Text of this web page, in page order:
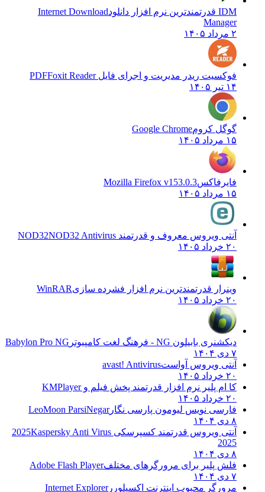
IDM قدرتمندترین نرم افزار دانلود
Internet Download
Manager
۲ مرداد ۱۴۰۵
فوکسیت ریدر مدیریت و اجرای فایل PDFFoxit Reader
۱۴ تیر ۱۴۰۵
گوگل کرومGoogle Chrome
۱۵ مرداد ۱۴۰۵
فایرفاکسMozilla Firefox v153.0.3
۱۵ مرداد ۱۴۰۵
آنتی ویروس معروف و قدرتمند NOD32 NOD32 Antivirus
۲۰ خرداد ۱۴۰۵
وینرار قدرتمندترین نرم افزار فشرده سازیWinRAR
۲۰ خرداد ۱۴۰۵
دیکشنری بابیلون NG - فرهنگ لغت کامپیوتر
Babylon Pro NG
۷ دی ۱۴۰۴
آنتی ویروس آواستavast! Antivirus
۲۰ خرداد ۱۴۰۵
کا ام پلیر نرم افزار قدرتمند پخش فیلم وKMPlayer
۲۰ خرداد ۱۴۰۵
فارسی نویس لیومون پارسی نگارLeoMoon ParsiNegar
۸ دی ۱۴۰۴
آنتی ویروس قدرتمند کسپرسکی 2025 Kaspersky Anti Virus
2025
۸ دی ۱۴۰۴
فلش پلیر برای مرورگرهای مختلفAdobe Flash Player
۷ دی ۱۴۰۴
مرورگر محبوب اینترنت اکسپلوررInternet Explorer